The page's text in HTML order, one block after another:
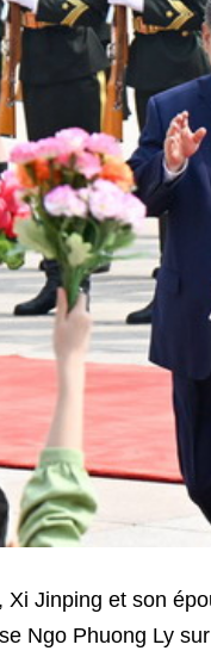
Jinping et son
Ngo Phuong Ly